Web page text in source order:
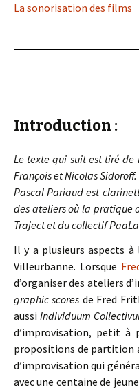
La sonorisation des films
Introduction :
Le texte qui suit est tiré de
François et Nicolas Sidoroff.
Pascal Pariaud est
des ateliers où la pratique
Traject et du collectif
Il y a plusieurs aspects
Villeurbanne. Lorsque
d’organiser des ateliers
graphic scores de Fred
aussiIndividuum
d’improvisation, petit à
propositions de partition
d’improvisation qui
avec une centaine de